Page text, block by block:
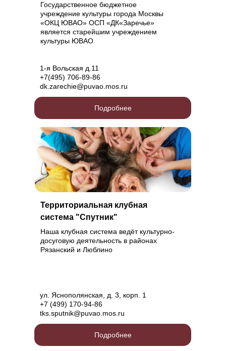
Подробнее
Государственное бюджетное
учреждение культуры города Москвы
«ОКЦ ЮВАО» ОСП «ДК«Заречье»
является старейшим учреждением
культуры ЮВАО
1-я Вольская д.11
+7(495) 706-89-86
dk.zarechie@puvao.mos.ru
Подробнее
Наша клубная система ведёт культурно-
досуговую деятельность в районах
Рязанский и Люблино
Территориальная клубная
система "Спутник"
ул. Яснополянская, д. 3, корп. 1
+7 (499) 170-94-86
tks.sputnik@puvao.mos.ru